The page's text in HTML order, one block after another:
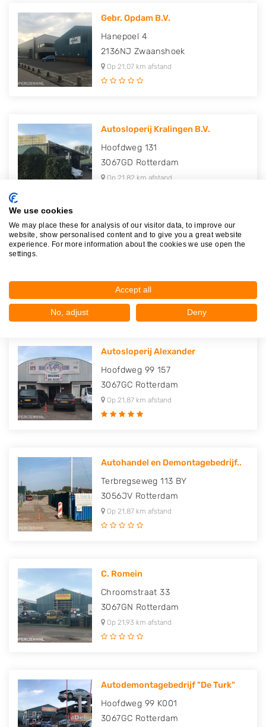
Gebr. Opdam B.V.
Hanepoel 4
2136NJ Zwaanshoek
Op 21,07 km afstand
Autosloperij Kralingen B.V.
Hoofdweg 131
3067GD Rotterdam
Op 21,82 km afstand
Autodemontagebedrijf De Populie..
Op 21,84 km afstand
Autosloperij Alexander
Hoofdweg 99 157
3067GC Rotterdam
Op 21,87 km afstand
Autohandel en Demontagebedrijf..
Terbregseweg 113 BY
3056JV Rotterdam
Op 21,87 km afstand
C. Romein
Chroomstraat 33
3067GN Rotterdam
Op 21,93 km afstand
Autodemontagebedrijf "De Turk"
Hoofdweg 99 K001
3067GC Rotterdam
We use cookies
We may place these for analysis of our visitor data, to improve our
website, show personalised content and to give you a great website
experience. For more information about the cookies we use open the
settings.
Accept all
No, adjust Deny